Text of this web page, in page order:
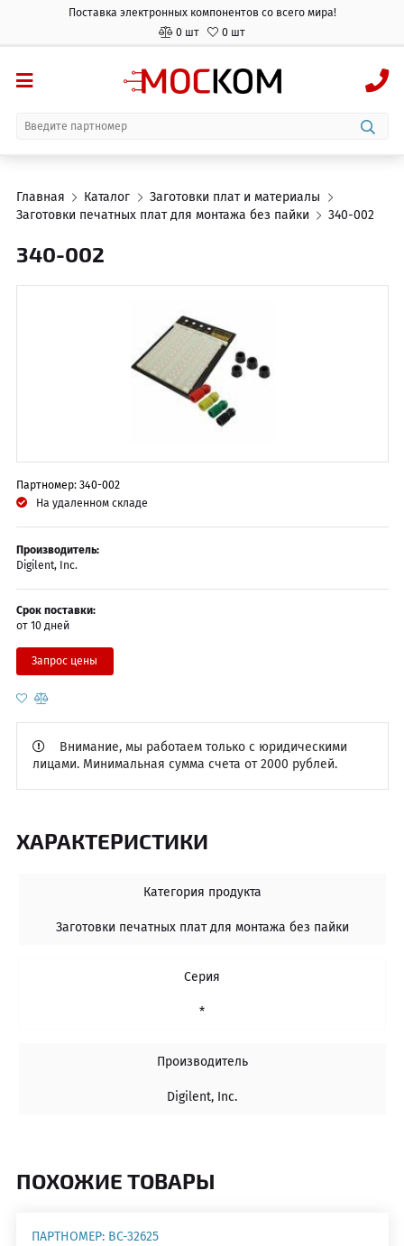
Поставка электронных компонентов со всего мира!
0 шт
0 шт
Главная Каталог
Заготовки плат и материалы
Заготовки печатных плат для монтажа без пайки
340-002
340-002
ПОХОЖИЕ ТОВАРЫ
ПАРТНОМЕР: BC-32625
ХАРАКТЕРИСТИКИ
Категория продукта
Заготовки печатных плат для монтажа без пайки
Серия
*
Производитель
Digilent, Inc.
Партномер: 340-002
Срок поставки:
от 10 дней
На удаленном складе
Производитель:
Digilent, Inc.
Запрос цены
Внимание, мы работаем только с юридическими
лицами. Минимальная сумма счета от 2000 рублей.